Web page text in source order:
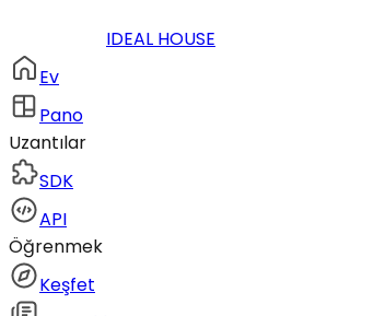
IDEAL HOUSE
Ev
Pano
Uzantılar
SDK
API
Öğrenmek
Keşfet